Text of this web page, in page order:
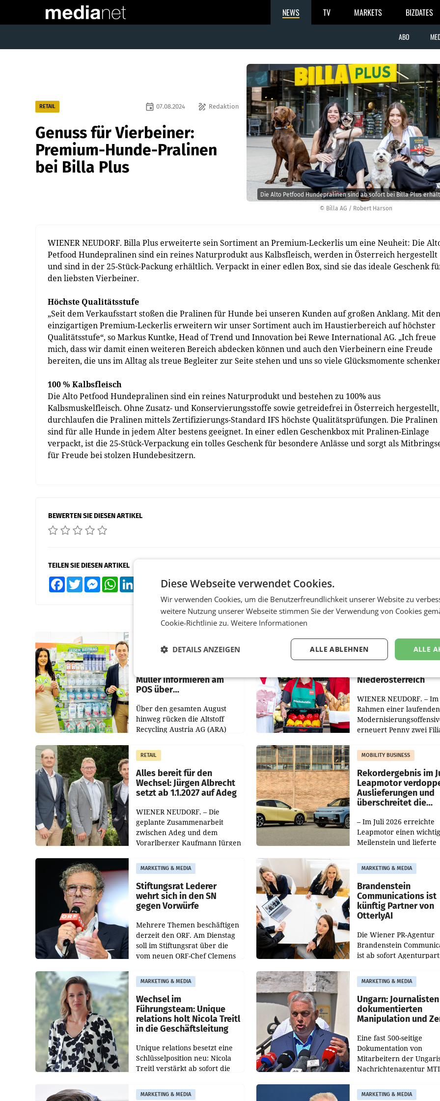
NEWS TV MARKETS BIZDATES
ABO
© Billa AG / Robert Harson
Die Alto Petfood Hundepralinen sind ab sofort bei Billa Plus
RETAIL draw Redaktion
event 07.08.2024
Genuss für Vierbeiner:
Premium-Hunde-Pralinen
bei Billa Plus
WIENER NEUDORF. Billa Plus erweiterte sein Sortiment an Premium-Leckerlis um eine Neuheit: Die
Petfood Hundepralinen sind ein reines Naturprodukt aus Kalbsfleisch, werden in Österreich hergestellt
und sind in der 25-Stück-Packung erhältlich. Verpackt in einer edlen Box, sind sie das ideale Geschenk
den liebsten Vierbeiner.
Höchste Qualitätsstufe
„Seit dem Verkaufsstart stoßen die Pralinen für Hunde bei unseren Kunden auf großen Anklang. Mit den
einzigartigen Premium-Leckerlis erweitern wir unser Sortiment auch im Haustierbereich auf höchster
Qualitätsstufe“, so Markus Kuntke, Head of Trend und Innovation bei Rewe International AG. „Ich freue
mich, dass wir damit einen weiteren Bereich abdecken können und auch den Vierbeinern eine Freude
bereiten, die uns im Alltag als treue Begleiter zur Seite stehen und uns so viele Glücksmomente
100 % Kalbsfleisch
Die Alto Petfood Hundepralinen sind ein reines Naturprodukt und bestehen zu 100% aus
Kalbsmuskelfleisch. Ohne Zusatz- und Konservierungsstoffe sowie getreidefrei in Österreich hergestellt,
durchlaufen die Pralinen mittels Zertifizierungs-Standard IFS höchste Qualitätsprüfungen. Die Pralinen
sind für alle Hunde in jedem Alter bestens geeignet. In einer edlen Geschenkbox mit Pralinen-Einlage
verpackt, ist die 25-Stück-Verpackung ein tolles Geschenk für besondere Anlässe und sorgt als
für Freude bei stolzen Hundebesitzern.
BEWERTEN SIE DIESEN ARTIKEL
TEILEN SIE DIESEN ARTIKEL
FacebookTwitter MessengerWhatsApp XING Teilen
Müller informieren am
POS über
Über den gesamten August
hinweg rücken die Altstoff
Recycling Austria AG (ARA)
Müller die Initiative „Kreislauf-
Helden“ in allen
österreichischen Müller-Filialen
Penny modernisiert
Niederösterreich
WIENER NEUDORF. – Im
Rahmen einer laufenden
erneuert Penny zwei
Die beiden Standorte
Haag sowie im rund
RETAIL
Alles bereit für den
Wechsel: Jürgen Albrecht
setzt ab 1.1.2027 auf Adeg
WIENER NEUDORF. – Die
geplante Zusammenarbeit
zwischen Adeg und dem
Vorarlberger Kaufmann Jürgen
freigegeben: Die
Bundeswettbewerbsbehörde
und der Bundeskartellanwalt
MOBILITY BUSINESS
Rekordergebnis im
Leapmotor
Auslieferungen und
überschreitet die
– Im Juli 2026 erreichte
Leapmotor einen
Meilenstein und lieferte
aus, womit sich das
gegenüber Juli 2025
verdoppelte (+102
MARKETING & MEDIA
Stiftungsrat Lederer
wehrt sich in den SN
gegen Vorwürfe
Mehrere Themen beschäftigen
derzeit den ORF. Am Dienstag
soll im Stiftungsrat über die
vom neuen ORF-Chef Clemens
Besetzungen für die
Direktionen abgestimmt
werden.
MARKETING & MEDIA
Brandenstein
Communications ist
künftig Partner von
OtterlyAI
Die Wiener PR-Agentur
Brandenstein
ist ab sofort
Optimierungsplattform
OtterlyAI. Damit baut die
Agentur ihr
MARKETING & MEDIA
Wechsel im
Führungsteam: Unique
relations holt Nicola Treitl
in die Geschäftsleitung
Unique relations besetzt eine
Schlüsselposition neu: Nicola
Treitl verstärkt ab sofort die
PR-Agentur an der Seite von
MARKETING & MEDIA
Ungarn: Journalisten
dokumentierten
Manipulation und
Eine fast 500-seitige
Dokumentation von
Mitarbeitern der
Nachrichtenagentur
Manipulation und Zensur
MARKETING & MEDIA MARKETING & MEDIA
Diese Webseite verwendet Cookies.
Wir verwenden Cookies, um die Benutzerfreundlichkeit unserer Website zu
weitere Nutzung unserer Webseite stimmen Sie der Verwendung von Cookies
Cookie-Richtlinie zu. Weitere Informationen
ALLE
ALLE ABLEHNEN
DETAILS ANZEIGEN